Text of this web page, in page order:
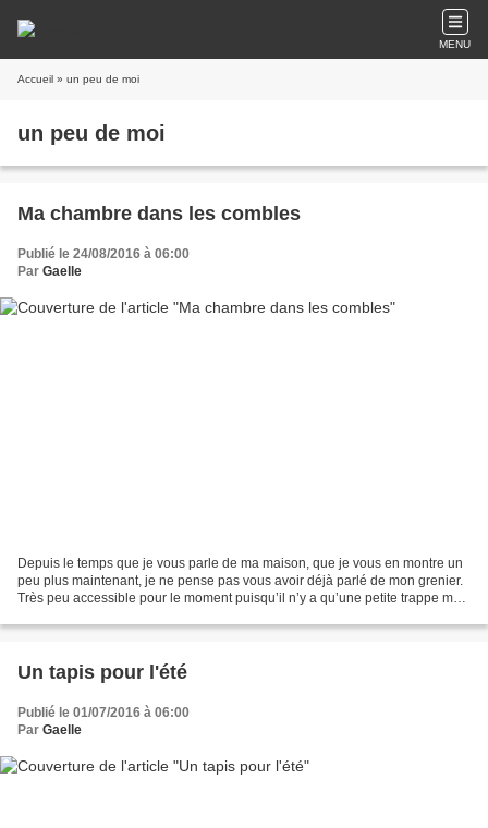
MENU
Accueil » un peu de moi
un peu de moi
Ma chambre dans les combles
Publié le 24/08/2016 à 06:00
Par Gaelle
Depuis le temps que je vous parle de ma maison, que je vous en montre un
peu plus maintenant, je ne pense pas vous avoir déjà parlé de mon grenier.
Très peu accessible pour le moment puisqu’il n’y a qu’une petite trappe mal
Un tapis pour l'été
Publié le 01/07/2016 à 06:00
Par Gaelle